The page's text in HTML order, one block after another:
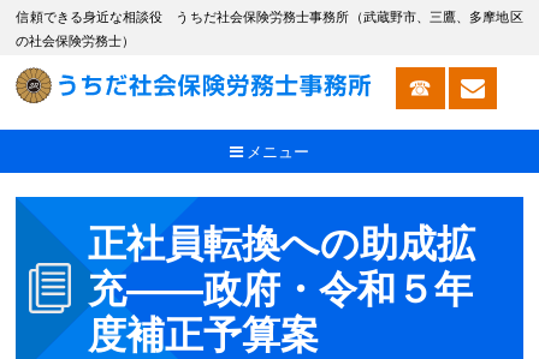
信頼できる身近な相談役 うちだ社会保険労務士事務所（武蔵野市、三鷹、多摩地区
の社会保険労務士）
メニュー
正社員転換への助成拡
充――政府・令和５年
度補正予算案